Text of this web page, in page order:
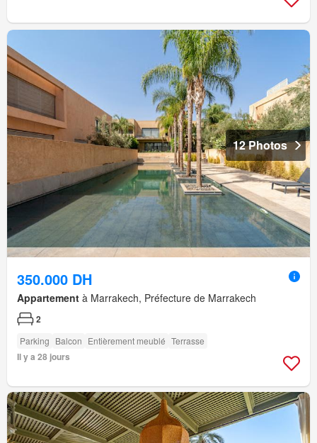
12 Photos
350.000 DH
Appartement à Marrakech, Préfecture de Marrakech
2
Parking Balcon Entièrement meublé Terrasse
Il y a 28 jours